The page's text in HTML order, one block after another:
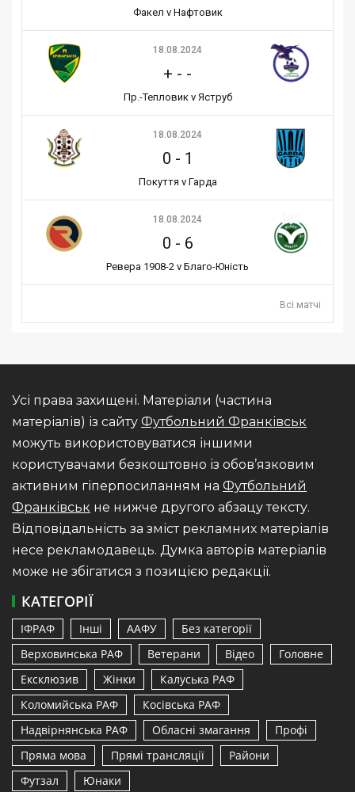
Факел v Нафтовик
18.08.2024
+ - -
Пр.-Тепловик v Яструб
18.08.2024
0 - 1
Покуття v Гарда
18.08.2024
0 - 6
Ревера 1908-2 v Благо-Юність
Всі матчі
Усі права захищені. Матеріали (частина
матеріалів) із сайту Футбольний Франківськ
можуть використовуватися іншими
користувачами безкоштовно із обов’язковим
активним гіперпосиланням на Футбольний
Франківськ не нижче другого абзацу тексту.
Відповідальність за зміст рекламних матеріалів
несе рекламодавець. Думка авторів матеріалів
може не збігатися з позицією редакції.
КАТЕГОРІЇ
ІФРАФ Інші ААФУ
Без категорії
Верховинська РАФ
Ветерани Відео
Головне
Ексклюзив
Жінки
Калуська РАФ
Коломийська РАФ
Косівська РАФ
Надвірнянська РАФ
Обласні змагання
Профі
Пряма мова
Прямі трансляції
Райони
Футзал
Юнаки